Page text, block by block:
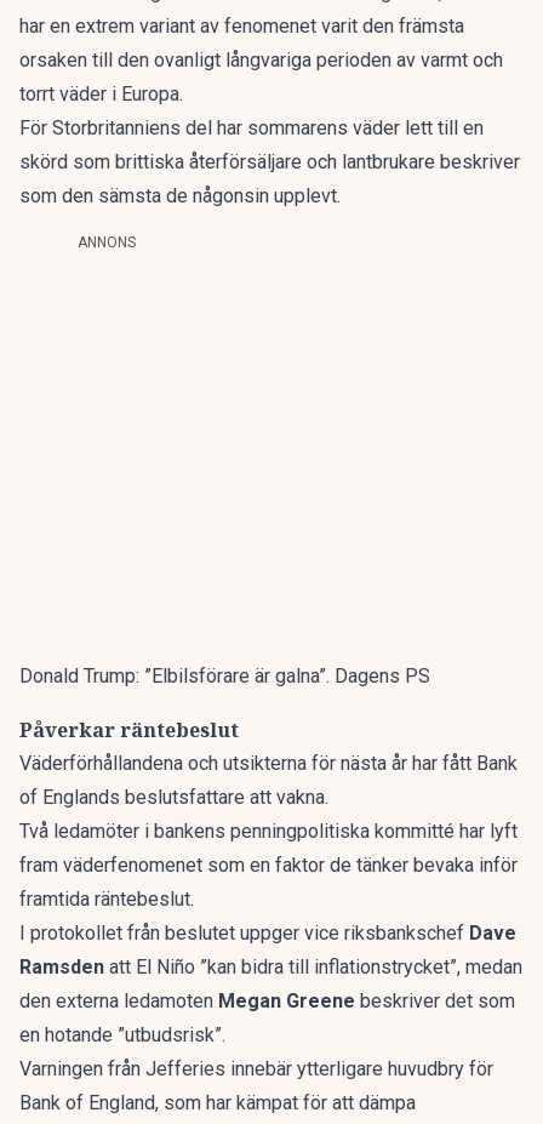
har en extrem variant av fenomenet varit den främsta
orsaken till den ovanligt långvariga perioden av varmt och
torrt väder i Europa.
För Storbritanniens del har sommarens väder lett till en
skörd som brittiska återförsäljare och lantbrukare beskriver
som den sämsta de någonsin upplevt.
ANNONS
Donald Trump: ”Elbilsförare är galna”. Dagens PS
Påverkar räntebeslut
Väderförhållandena och utsikterna för nästa år har fått Bank
of Englands beslutsfattare att vakna.
Två ledamöter i bankens penningpolitiska kommitté har lyft
fram väderfenomenet som en faktor de tänker bevaka inför
framtida räntebeslut.
I protokollet från beslutet uppger vice riksbankschef Dave
Ramsden att El Niño ”kan bidra till inflationstrycket”, medan
den externa ledamoten Megan Greene beskriver det som
en hotande ”utbudsrisk”.
Varningen från Jefferies innebär ytterligare huvudbry för
Bank of England, som har kämpat för att dämpa